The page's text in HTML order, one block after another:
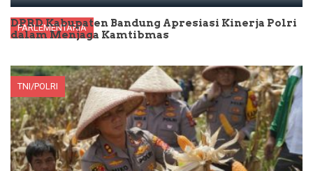
PARLEMENTARIA
DPRD Kabupaten Bandung Apresiasi Kinerja Polri
dalam Menjaga Kamtibmas
TNI/POLRI